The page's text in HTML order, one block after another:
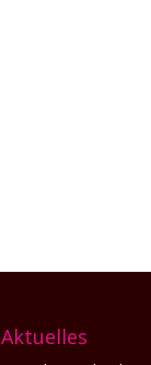
Aktuelles